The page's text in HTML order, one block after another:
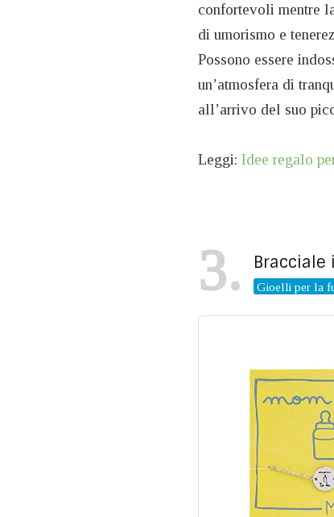
confortevoli mentre
di umorismo e
Possono essere
un’atmosfera di
all’arrivo del suo
Leggi: Idee regalo
3 Bracciale
Gioelli per la